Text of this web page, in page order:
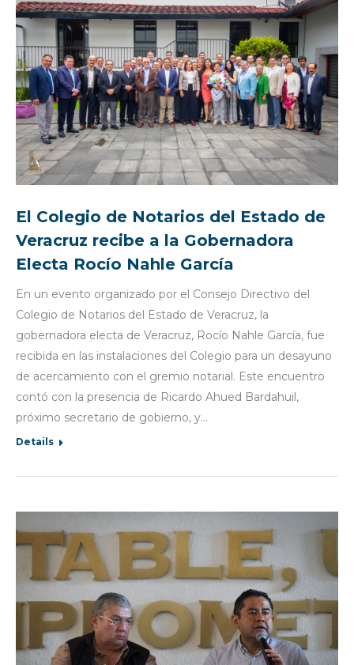
El Colegio de Notarios del Estado de
Veracruz recibe a la Gobernadora
Electa Rocío Nahle García
En un evento organizado por el Consejo Directivo del
Colegio de Notarios del Estado de Veracruz, la
gobernadora electa de Veracruz, Rocío Nahle García, fue
recibida en las instalaciones del Colegio para un desayuno
de acercamiento con el gremio notarial. Este encuentro
contó con la presencia de Ricardo Ahued Bardahuil,
próximo secretario de gobierno, y…
Details